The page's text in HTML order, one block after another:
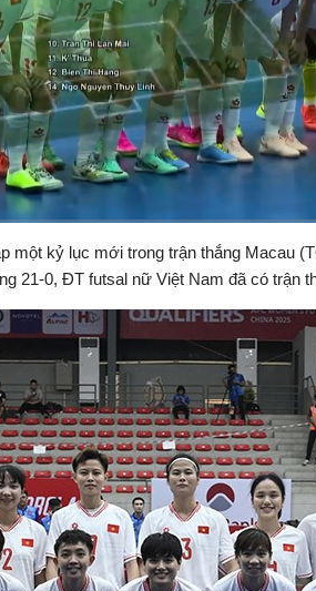
một kỷ lục mới trong trận thắng Macau
21-0, ĐT futsal nữ Việt Nam đã có trận